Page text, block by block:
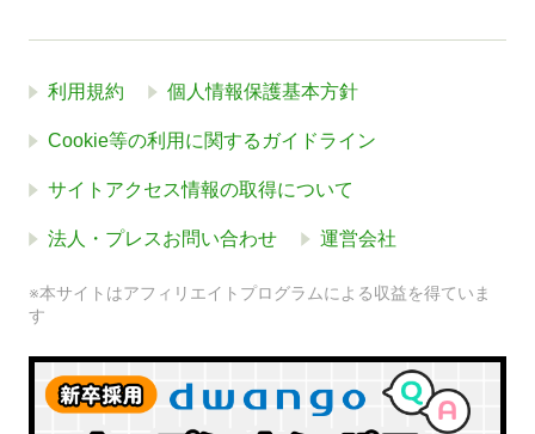
利用規約 個人情報保護基本方針
Cookie等の利用に関するガイドライン
サイトアクセス情報の取得について
法人・プレスお問い合わせ 運営会社
※本サイトはアフィリエイトプログラムによる収益を得ていま
す